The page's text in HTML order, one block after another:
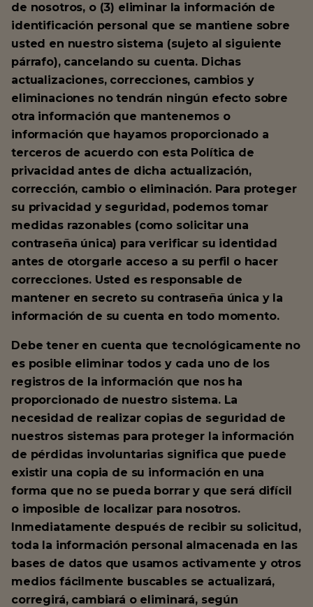
de nosotros, o (3) eliminar la información de
identificación personal que se mantiene sobre
usted en nuestro sistema (sujeto al siguiente
párrafo), cancelando su cuenta. Dichas
actualizaciones, correcciones, cambios y
eliminaciones no tendrán ningún efecto sobre
otra información que mantenemos o
información que hayamos proporcionado a
terceros de acuerdo con esta Política de
privacidad antes de dicha actualización,
corrección, cambio o eliminación. Para proteger
su privacidad y seguridad, podemos tomar
medidas razonables (como solicitar una
contraseña única) para verificar su identidad
antes de otorgarle acceso a su perfil o hacer
correcciones. Usted es responsable de
mantener en secreto su contraseña única y la
información de su cuenta en todo momento.
Debe tener en cuenta que tecnológicamente no
es posible eliminar todos y cada uno de los
registros de la información que nos ha
proporcionado de nuestro sistema. La
necesidad de realizar copias de seguridad de
nuestros sistemas para proteger la información
de pérdidas involuntarias significa que puede
existir una copia de su información en una
forma que no se pueda borrar y que será difícil
o imposible de localizar para nosotros.
Inmediatamente después de recibir su solicitud,
toda la información personal almacenada en las
bases de datos que usamos activamente y otros
medios fácilmente buscables se actualizará,
corregirá, cambiará o eliminará, según